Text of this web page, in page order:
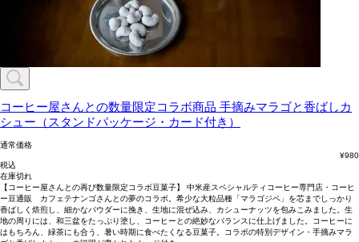
コーヒー屋さんとの数量限定コラボ商品 手摘みマラゴと香ばしカ
シュー（スタンドパッケージ・カード付き）
通常価格
¥980
税込
在庫切れ
【コーヒー屋さんとの再び数量限定コラボ豆菓子】 中米産スペシャルティコーヒー専門店・コーヒ
ー豆通販 カフェテナンゴさんとの夢のコラボ。希少な大粒品種「マラゴジペ」を芯までしっかり
香ばしく焙煎し、細かなパウダーに挽き、生地に混ぜ込み、カシューナッツを包みこみました。生
地の周りには、和三盆をたっぷり塗し、コーヒーとの絶妙なバランスに仕上げました。コーヒーに
はもちろん、緑茶にも合う、暑い時期に食べたくなる豆菓子。コラボの特別デザイン・手摘みマラ